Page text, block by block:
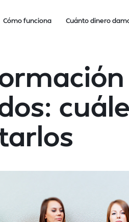
Cómo funciona Cuánto dinero